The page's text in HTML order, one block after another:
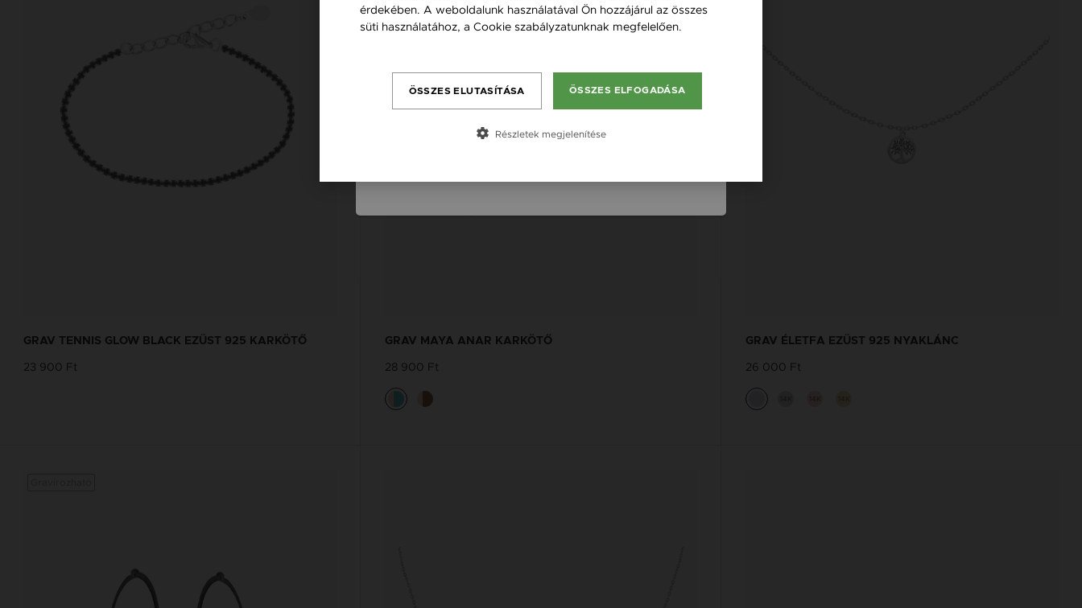
GRAV TENNIS GLOW BLACK EZÜST 925 KARKÖTŐ
23 900 Ft
GRAV MAYA ANAR KARKÖTŐ
28 900 Ft
GRAV ÉLETFA EZÜST 925 NYAKLÁNC
26 000 Ft
Österreich / AT
România / RO
Slovensko / SK
érdekében. A weboldalunk használatával Ön hozzájárul az összes
süti használatához, a Cookie szabályzatunknak megfelelően.
ÖSSZES ELFOGADÁSA
ÖSSZES ELUTASÍTÁSA
Részletek megjelenítése